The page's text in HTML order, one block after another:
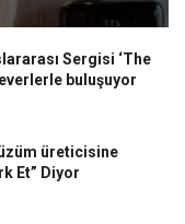
Sergisi ‘The
buluşuyor
üreticisine
Et” Diyor